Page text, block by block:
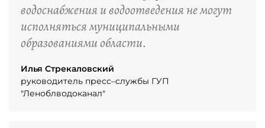
водоснабжения и водоотведения не могут
исполняться муниципальными
образованиями области.
Илья Стрекаловский
руководитель пресс–службы ГУП
"Леноблводоканал"